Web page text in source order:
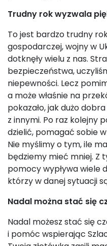
Trudny rok wyzwala
To jest bardzo trudny
gospodarczej, wojny w
dotknęły wielu z nas.
bezpieczeństwa,
niepewności. Lecz
a może właśnie na
pokazało, jak dużo
z innymi. Po raz kolejny
dzielić, pomagać sobie
Nie myślimy o tym, ile
będziemy mieć mniej. Z
pomocy wypływa wiele
którzy w danej sytuacji
Nadal można stać się
Nadal możesz stać się
i pomóc wspierając